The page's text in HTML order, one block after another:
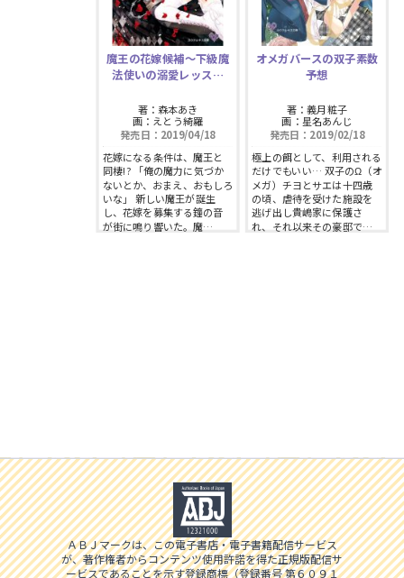
BLUEMOON Novels
書店様向け試し読み・POPダウンロード
ご感想・お問合わせ
魔王の花嫁候補〜下級魔
法使いの溺愛レッス…
著：森本あき
画：えとう綺羅
発売日：2019/04/18
花嫁になる条件は、魔王と
同棲!? 「俺の魔力に気づか
ないとか、おまえ、おもしろ
いな」 新しい魔王が誕生
し、花嫁を募集する鐘の音
が街に鳴り響いた。魔…
オメガバースの双子素数
予想
著：義月粧子
画：星名あんじ
発売日：2019/02/18
極上の餌として、利用される
だけでもいい… 双子のΩ（オ
メガ）チヨとサエは十四歳
の頃、虐待を受けた施設を
逃げ出し貴嶋家に保護さ
れ、それ以来その豪邸で…
ＡＢＪマークは、この電子書店・電子書籍配信サービス
が、著作権者からコンテンツ使用許諾を得た正規版配信サ
ービスであることを示す登録商標（登録番号 第６０９１